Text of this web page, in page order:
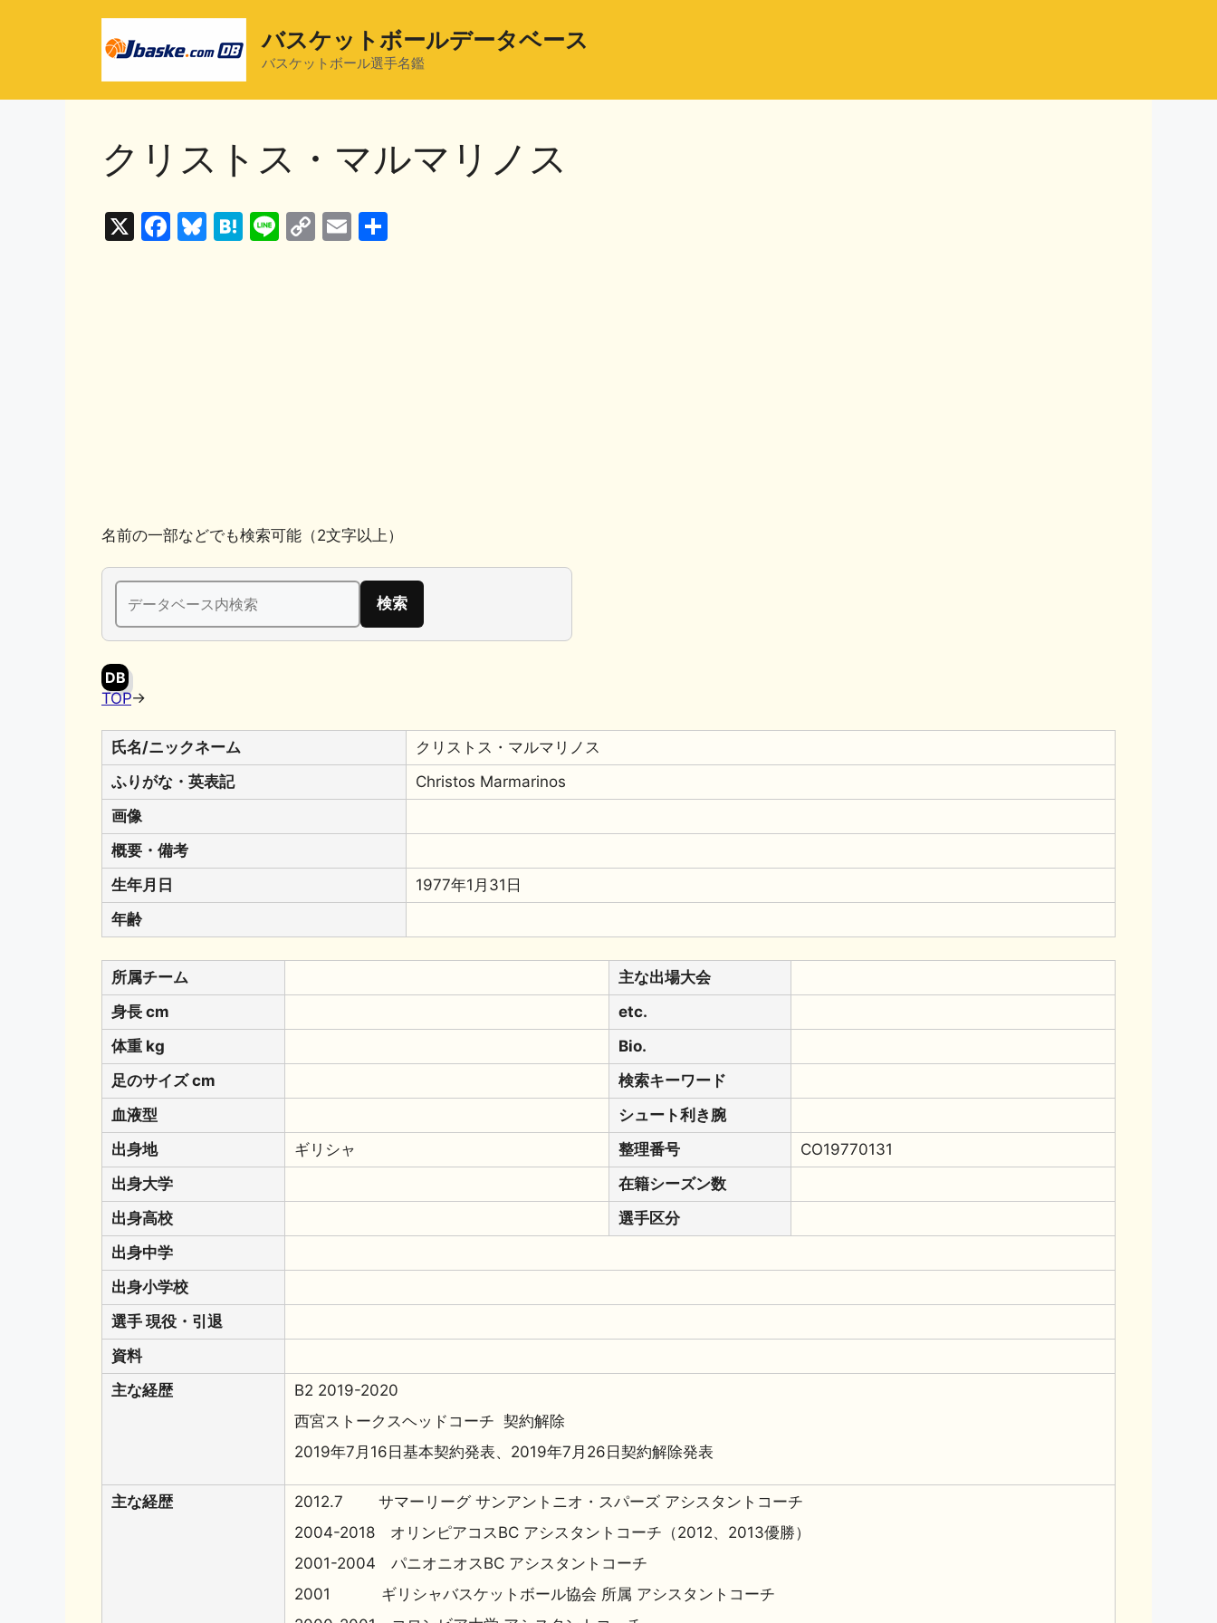
ツ
バスケットボールデータベース
バスケットボール選手名鑑
クリストス・マルマリノス
X
F
Bl H
Li C
E
名前の一部などでも検索可能（2文字以上）
検
索:
DB
TOP→
氏名/ニックネーム
クリストス・マルマリノス
ふりがな・英表記
Christos Marmarinos
画像
概要・備考
生年月日
1977年1月31日
年齢
所属チーム
主な出場大会
身長 cm
etc.
体重 kg
Bio.
足のサイズ cm
検索キーワード
血液型
シュート利き腕
出身地
ギリシャ 整理番号
CO19770131
出身大学
在籍シーズン数
出身高校
選手区分
出身中学
出身小学校
選手 現役・引退
資料
主な経歴
B2 2019-2020
西宮ストークスヘッドコーチ 契約解除
2019年7月16日基本契約発表、2019年7月26日契約解除発表
主な経歴
2012.7 サマーリーグ サンアントニオ・スパーズ アシスタントコーチ
2004-2018 オリンピアコスBC アシスタントコーチ（2012、2013優勝）
2001-2004 パニオニオスBC アシスタントコーチ
2001 ギリシャバスケットボール協会 所属 アシスタントコーチ